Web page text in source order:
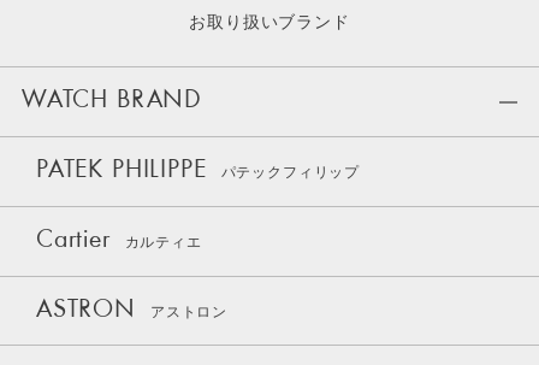
お取り扱いブランド
WATCH BRAND
PATEK PHILIPPE パテックフィリップ
Cartier カルティエ
ASTRON アストロン